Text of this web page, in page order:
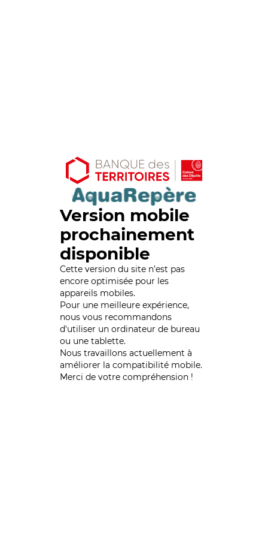
Version mobile
prochainement
disponible
Cette version du site n’est pas
encore optimisée pour les
appareils mobiles.
Pour une meilleure expérience,
nous vous recommandons
d'utiliser un ordinateur de bureau
ou une tablette.
Nous travaillons actuellement à
améliorer la compatibilité mobile.
Merci de votre compréhension !